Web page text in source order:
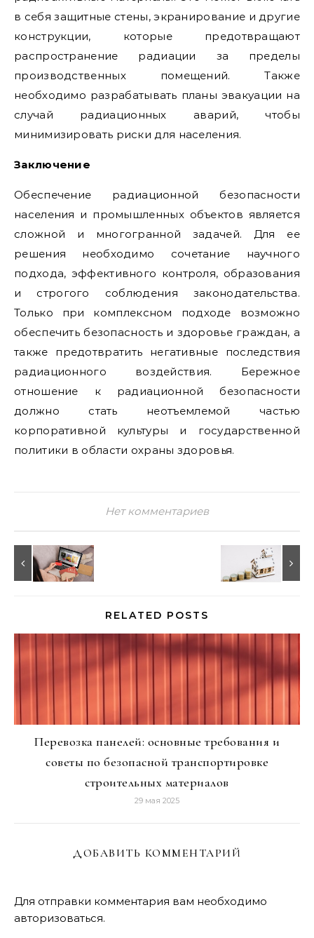
в себя защитные стены, экранирование и другие
конструкции, которые предотвращают
распространение радиации за пределы
производственных помещений. Также
необходимо разрабатывать планы эвакуации на
случай радиационных аварий, чтобы
минимизировать риски для населения.
Заключение
Обеспечение радиационной безопасности
населения и промышленных объектов является
сложной и многогранной задачей. Для ее
решения необходимо сочетание научного
подхода, эффективного контроля, образования
и строгого соблюдения законодательства.
Только при комплексном подходе возможно
обеспечить безопасность и здоровье граждан, а
также предотвратить негативные последствия
радиационного воздействия. Бережное
отношение к радиационной безопасности
должно стать неотъемлемой частью
корпоративной культуры и государственной
политики в области охраны здоровья.
Нет комментариев
RELATED POSTS
Перевозка панелей: основные требования и
советы по безопасной транспортировке
строительных материалов
29 мая 2025
ДОБАВИТЬ КОММЕНТАРИЙ
Для отправки комментария вам необходимо
авторизоваться.